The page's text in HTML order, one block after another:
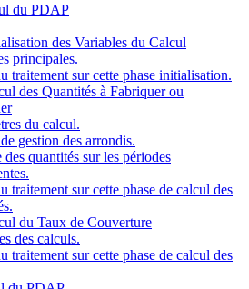
du PDAP
des Variables du Calcul
principales.
traitement sur cette phase initialisation.
des Quantités à Fabriquer ou
du calcul.
gestion des arrondis.
des quantités sur les périodes
traitement sur cette phase de calcul des
du Taux de Couverture
des calculs.
traitement sur cette phase de calcul des